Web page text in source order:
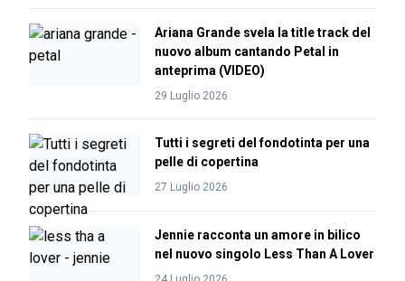
Ariana Grande svela la title track del
nuovo album cantando Petal in
anteprima (VIDEO)
29 Luglio 2026
Tutti i segreti del fondotinta per una
pelle di copertina
27 Luglio 2026
Jennie racconta un amore in bilico
nel nuovo singolo Less Than A Lover